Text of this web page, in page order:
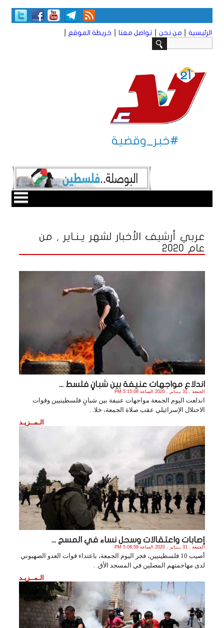
الرئيسية من نحن تواصل معنا خريطة الموقع
#خبر_وقضية
عربي أرشيف الأخبار لشهر يـنـاير , من
عام 2020
اندلاع مواجهات عنيفة بين شبانٍ فلسط ...
الجمعة , 31 يـنـاير , 2020 الساعة 5:15:08 PM
اندلعت اليوم الجمعة مواجهات عنيفة بين شبانٍ فلسطينيين وقوات
الاحتلال الإسرائيلي عقب صلاة الجمعة، خلا. .
الـمــزيـد
إصابات واعتقالات وسحل نساء في المسج ...
الجمعة , 31 يـنـاير , 2020 الساعة 5:08:59 PM
أصيب 10 فلسطينيين، فجر اليوم الجمعة، باعتداء قوات العدو الصهيوني
لدى مهاجمتهم المصلين في المسجد الأق. .
الـمــزيـد